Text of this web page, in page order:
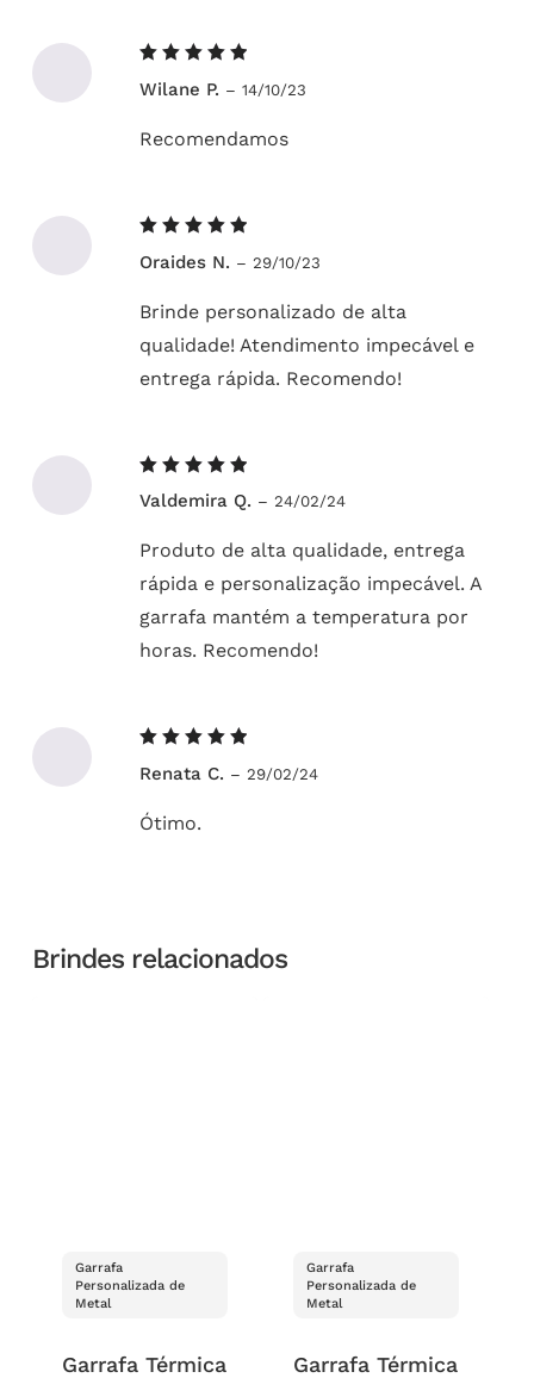
5de 5
Wilane P. – 14/10/23
Recomendamos
5de 5
Oraides N. – 29/10/23
Brinde personalizado de alta
qualidade! Atendimento impecável e
entrega rápida. Recomendo!
5de 5
Valdemira Q. – 24/02/24
Produto de alta qualidade, entrega
rápida e personalização impecável. A
garrafa mantém a temperatura por
horas. Recomendo!
5de 5
Renata C. – 29/02/24
Ótimo.
Brindes relacionados
Garrafa
Personalizada de
Metal
Garrafa Térmica
Garrafa
Personalizada de
Metal
Garrafa Térmica